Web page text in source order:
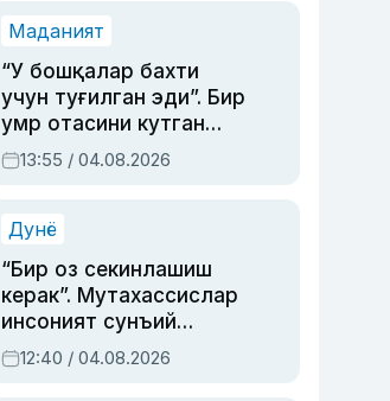
Маданият
“У бошқалар бахти
учун туғилган эди”. Бир
умр отасини кутган
актриса ва дубльяж
устаси Римма
синовларга тўла ҳаёти
13:55 / 04.08.2026
Дунё
“Бир оз секинлашиш
керак”. Мутахассислар
инсоният сунъий
интеллектни бошқара
олмай қолишидан
12:40 / 04.08.2026